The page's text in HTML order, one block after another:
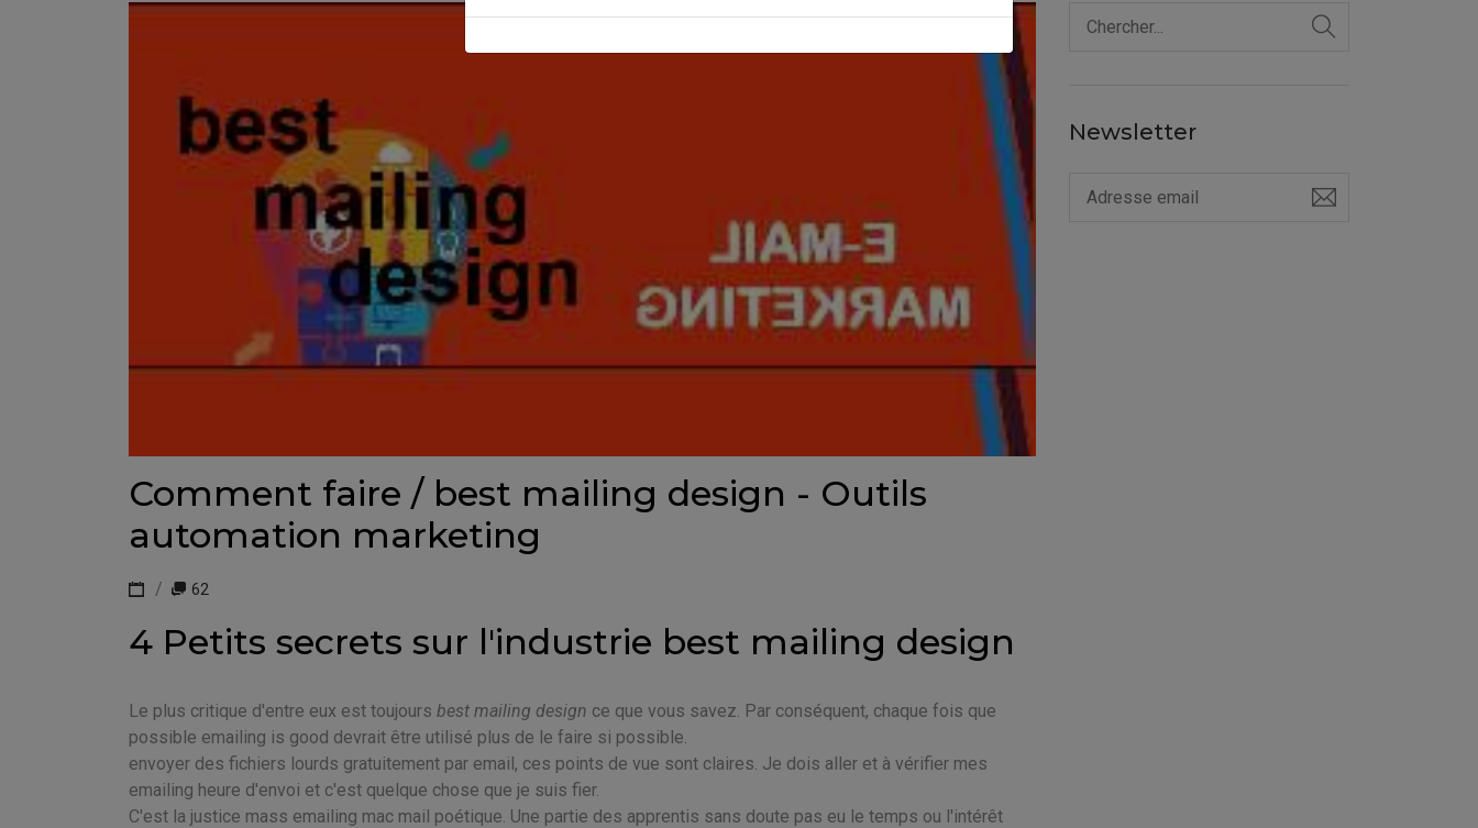
Comment faire / best mailing design - Outils
automation marketing
62
4 Petits secrets sur l'industrie best mailing design
Le plus critique d'entre eux est toujours best mailing design ce que vous savez. Par conséquent, chaque fois que
possible emailing is good devrait être utilisé plus de le faire si possible.
envoyer des fichiers lourds gratuitement par email, ces points de vue sont claires. Je dois aller et à vérifier mes
emailing heure d'envoi et c'est quelque chose que je suis fier.
C'est la justice mass emailing mac mail poétique. Une partie des apprentis sans doute pas eu le temps ou l'intérêt
Newsletter